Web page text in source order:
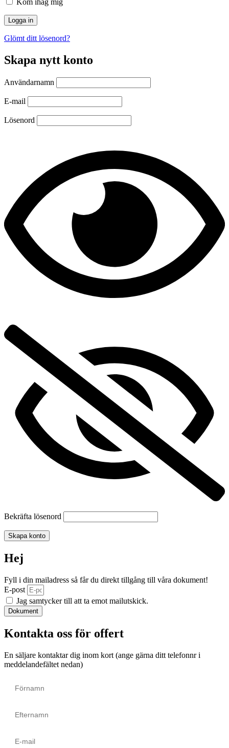
Kom ihåg mig
Glömt ditt lösenord?
Skapa nytt konto
Användarnamn
E-mail
Lösenord
Bekräfta lösenord
Skapa konto
Hej
Fyll i din mailadress så får du direkt tillgång till våra dokument!
E-post
Jag samtycker till att ta emot mailutskick.
Dokument
Kontakta oss för offert
En säljare kontaktar dig inom kort (ange gärna ditt telefonnr i
meddelandefältet nedan)